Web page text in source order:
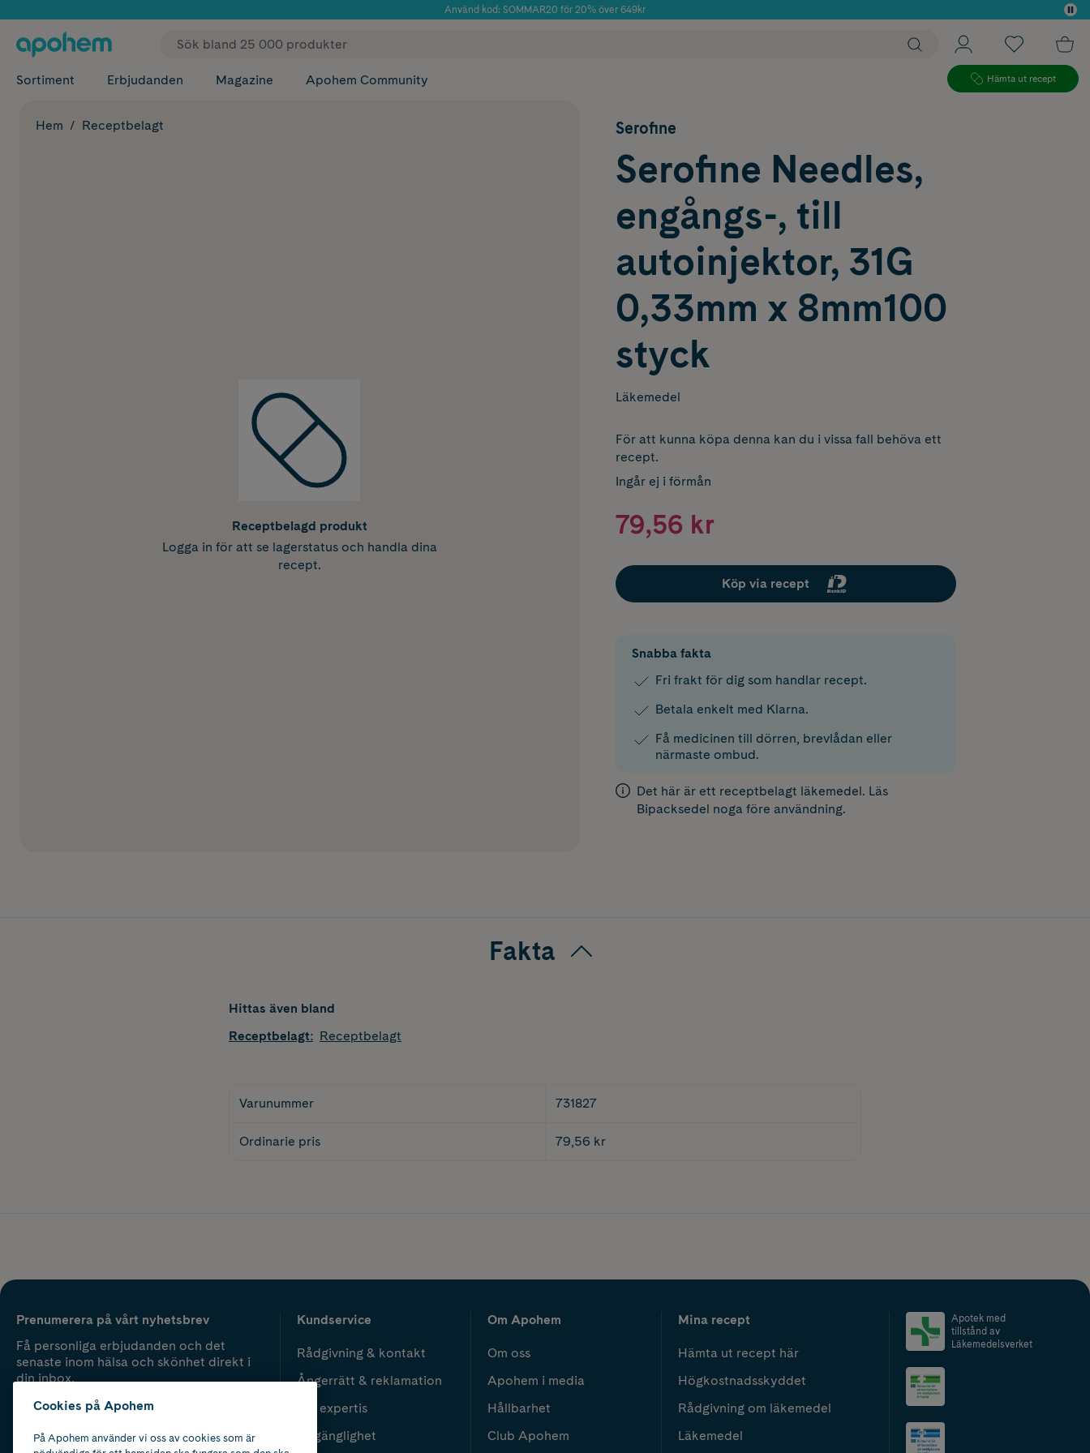
Använd kod: SOMMAR20 för 20% över 649kr
✓ Fri frakt
Sortiment Erbjudanden Magazine Apohem Community Hämta ut recept
Hem Receptbelagt
Receptbelagd produkt
Logga in för att se lagerstatus och handla dina
recept.
Serofine
Serofine Needles,
engångs-, till
autoinjektor, 31G
0,33mm x 8mm100
styck
Läkemedel
För att kunna köpa denna kan du i vissa fall behöva ett
recept.
Ingår ej i förmån
79,56 kr
Köp via recept
Snabba fakta
Fri frakt för dig som handlar recept.
Betala enkelt med Klarna.
Få medicinen till dörren, brevlådan eller
närmaste ombud.
Det här är ett receptbelagt läkemedel. Läs
Bipacksedel noga före användning.
Fakta
Hittas även bland
Receptbelagt: Receptbelagt
Varunummer 731827
Ordinarie pris 79,56 kr
Prenumerera på vårt nyhetsbrev
Få personliga erbjudanden och det
senaste inom hälsa och skönhet direkt i
din inbox.
Kundservice
Rådgivning & kontakt
Ångerrätt & reklamation
Vår expertis
Tillgänglighet
Om Apohem
Om oss
Apohem i media
Hållbarhet
Club Apohem
Mina recept
Hämta ut recept här
Högkostnadsskyddet
Rådgivning om läkemedel
Läkemedel
Apotek med
tillstånd av
Läkemedelsverket
Cookies på Apohem
På Apohem använder vi oss av cookies som är